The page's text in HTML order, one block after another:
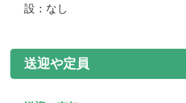
設：なし
送迎や定員